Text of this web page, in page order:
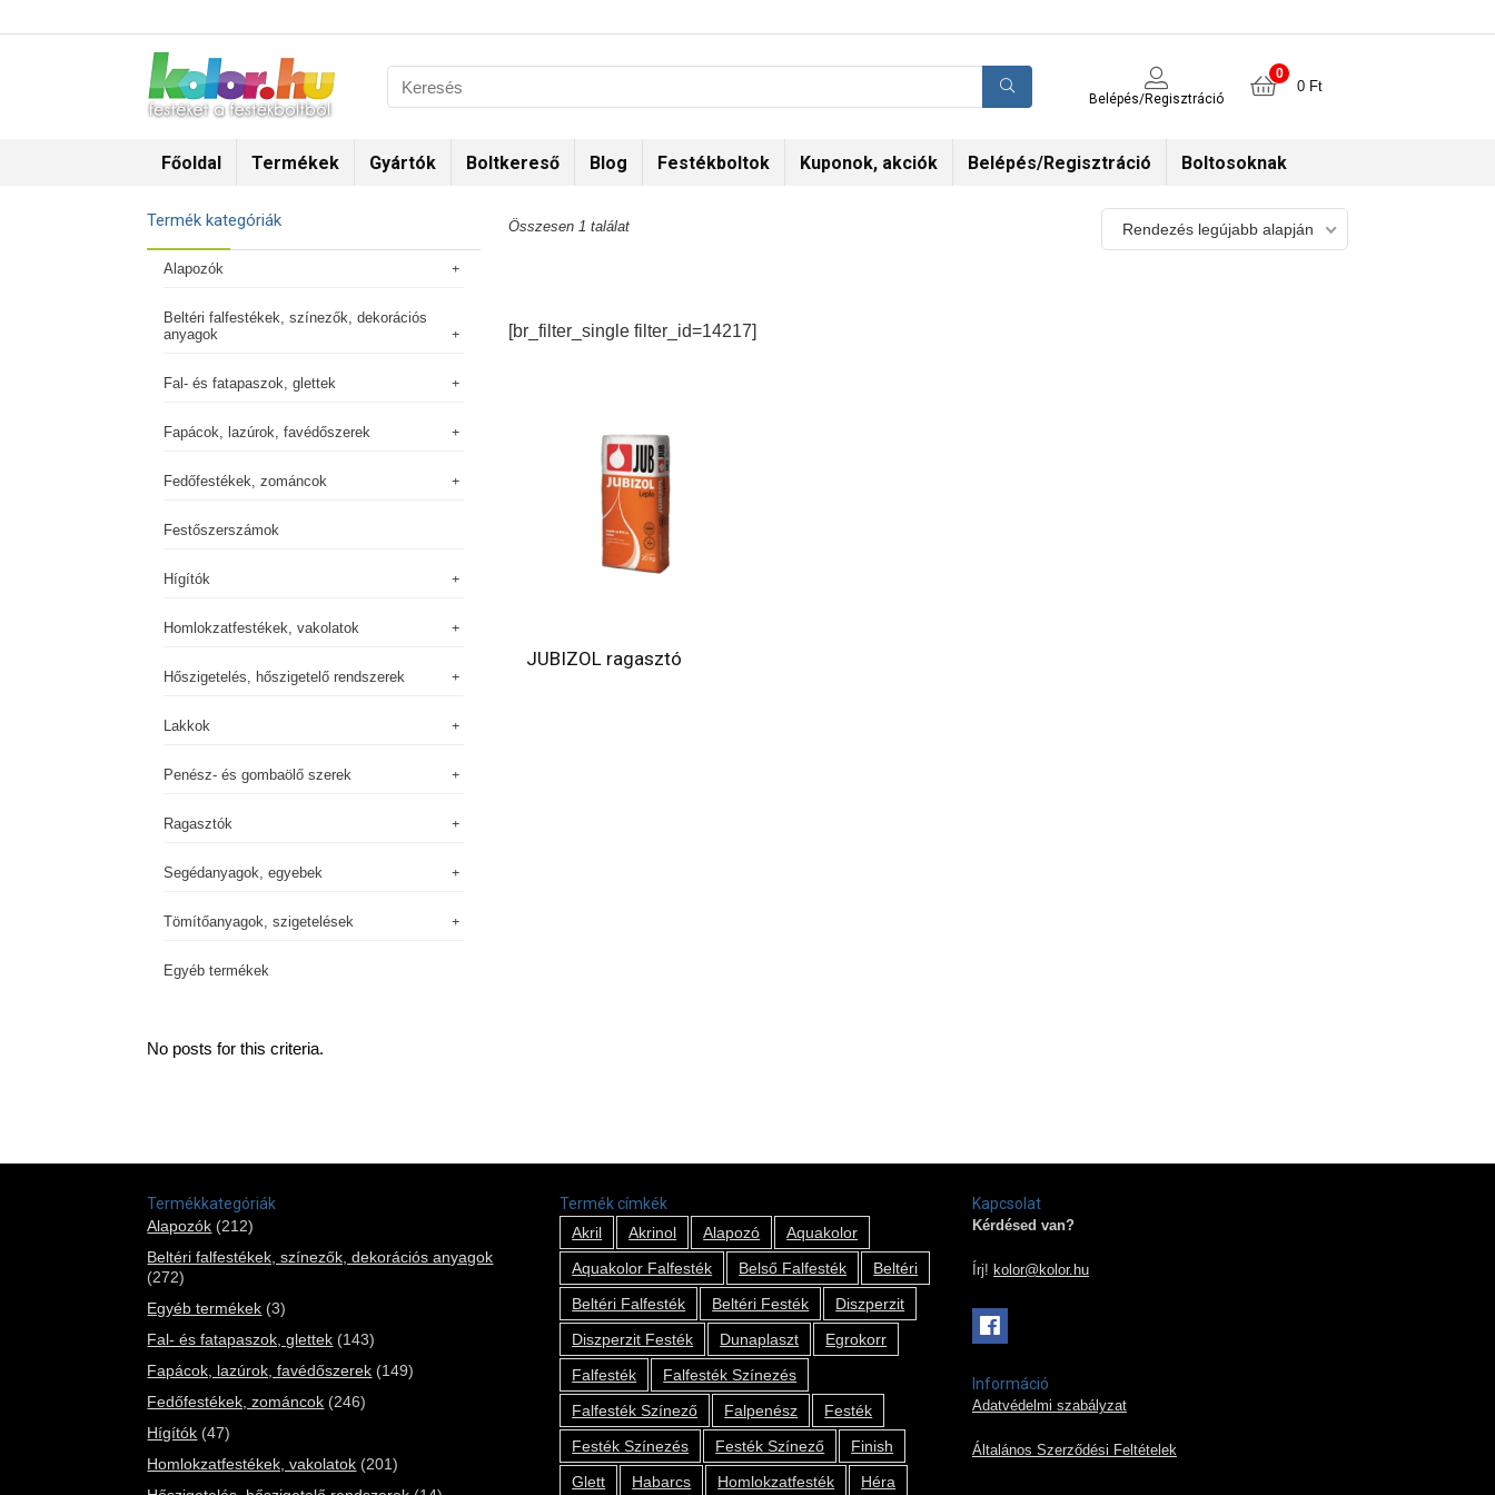
Belépés/Regisztráció
0
0 Ft
Főoldal Termékek Gyártók Boltkereső Blog Festékboltok Kuponok, akciók Belépés/Regisztráció Boltosoknak
Összesen 1 találat Rendezés legújabb alapján
[br_filter_single filter_id=14217]
JUBIZOL ragasztó
Termék kategóriák
Alapozók
Beltéri falfestékek, színezők, dekorációs
anyagok
Fal- és fatapaszok, glettek
Fapácok, lazúrok, favédőszerek
Fedőfestékek, zománcok
Festőszerszámok
Hígítók
Homlokzatfestékek, vakolatok
Hőszigetelés, hőszigetelő rendszerek
Lakkok
Penész- és gombaölő szerek
Ragasztók
Segédanyagok, egyebek
Tömítőanyagok, szigetelések
Egyéb termékek
No posts for this criteria.
Termékkategóriák
Alapozók (212)
Beltéri falfestékek, színezők, dekorációs anyagok
(272)
Egyéb termékek (3)
Fal- és fatapaszok, glettek (143)
Fapácok, lazúrok, favédőszerek (149)
Fedőfestékek, zománcok (246)
Hígítók (47)
Homlokzatfestékek, vakolatok (201)
Termék címkék
Akril
Akrinol Alapozó
Aquakolor
Aquakolor Falfesték
Belső Falfesték
Beltéri
Beltéri Falfesték
Beltéri Festék
Diszperzit
Diszperzit Festék
Dunaplaszt
Egrokorr
Falfesték
Falfesték Színezés
Falfesték Színező
Falpenész
Festék
Festék Színezés
Festék Színező
Finish
Glett
Habarcs Homlokzatfesték Héra
Kapcsolat
Kérdésed van?
Írj! kolor@kolor.hu
Információ
Adatvédelmi szabályzat
Általános Szerződési Feltételek